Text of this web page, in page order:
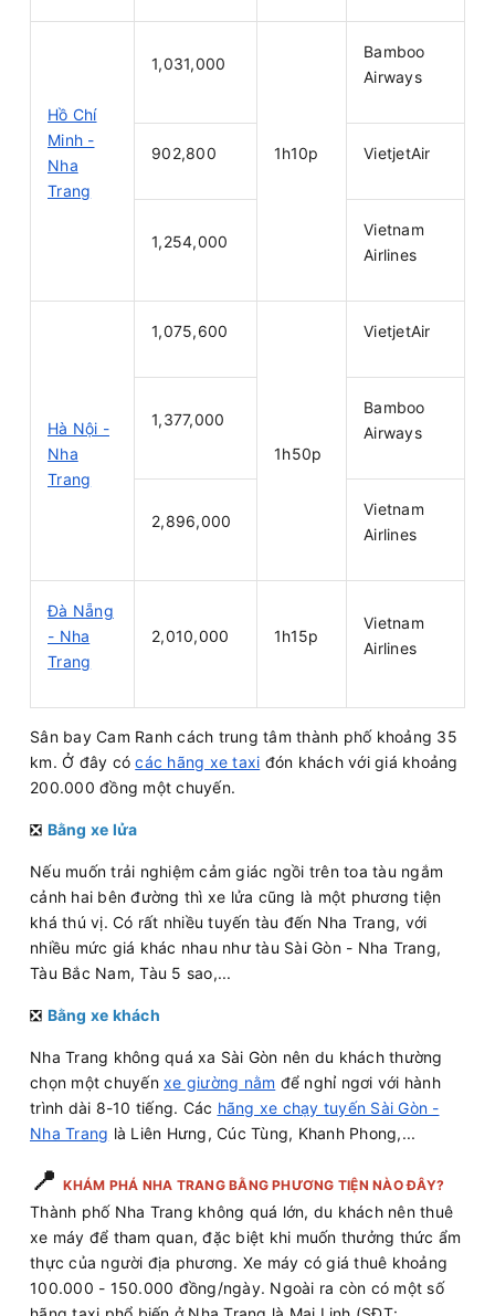
Hồ Chí
Minh -
Nha
Trang
1,031,000
1h10p
Bamboo
Airways
902,800 VietjetAir
1,254,000
Vietnam
Airlines
Hà Nội -
Nha
Trang
1,075,600
1h50p
VietjetAir
1,377,000
Bamboo
Airways
2,896,000
Vietnam
Airlines
Đà Nẵng
- Nha
Trang
2,010,000 1h15p
Vietnam
Airlines
Sân bay Cam Ranh cách trung tâm thành phố khoảng 35
km. Ở đây cócác hãng xe taxi đón khách với giá khoảng
200.000 đồng một chuyến.
❎ Bằng xe lửa
Nếu muốn trải nghiệm cảm giác ngồi trên toa tàu ngắm
cảnh hai bên đường thì xe lửa cũng là một phương tiện
khá thú vị. Có rất nhiều tuyến tàu đến Nha Trang, với
nhiều mức giá khác nhau như tàu Sài Gòn - Nha Trang,
Tàu Bắc Nam, Tàu 5 sao,...
❎ Bằng xe khách
Nha Trang không quá xa Sài Gòn nên du khách thường
chọn một chuyến xe giường nằm để nghỉ ngơi với hành
trình dài 8-10 tiếng. Các hãng xe chạy tuyến Sài Gòn -
Nha Trang là Liên Hưng, Cúc Tùng, Khanh Phong,...
📍KHÁM PHÁ NHA TRANG BẰNG PHƯƠNG TIỆN NÀO ĐÂY?
Thành phố Nha Trang không quá lớn, du khách nên thuê
xe máy để tham quan, đặc biệt khi muốn thưởng thức ẩm
thực của người địa phương. Xe máy có giá thuê khoảng
100.000 - 150.000 đồng/ngày. Ngoài ra còn có một số